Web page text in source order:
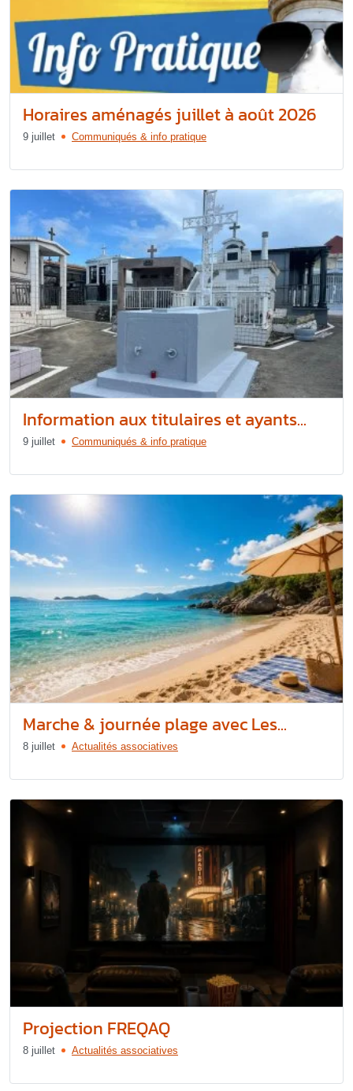
Horaires aménagés juillet à août 2026
9 juillet Communiqués & info pratique
Information aux titulaires et ayants...
9 juillet Communiqués & info pratique
Marche & journée plage avec Les...
8 juillet Actualités associatives
Projection FREQAQ
8 juillet Actualités associatives